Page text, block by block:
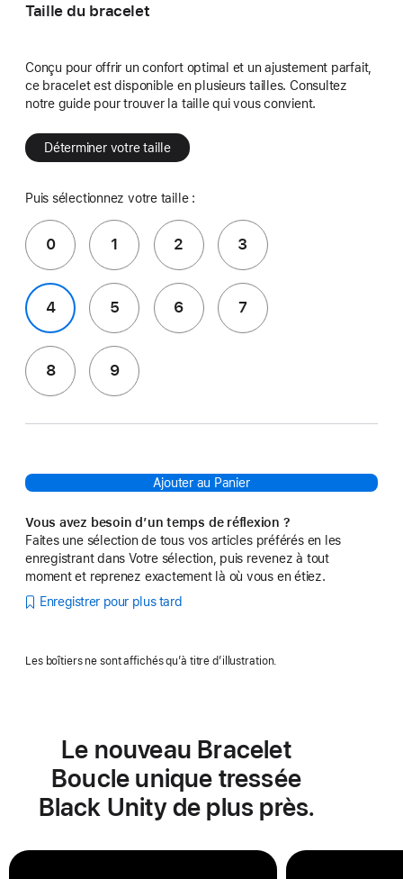
Taille du bracelet
Conçu pour offrir un confort optimal et un ajustement parfait,
ce bracelet est disponible en plusieurs tailles. Consultez
notre guide pour trouver la taille qui vous convient.
Déterminer votre taille
Puis sélectionnez votre taille :
0 1 2 3
4 5 6 7
8 9
Ajouter au Panier
Vous avez besoin d’un temps de réflexion ?
Faites une sélection de tous vos articles préférés en les
enregistrant dans Votre sélection, puis revenez à tout
moment et reprenez exactement là où vous en étiez.
Enregistrer pour plus tard
Les boîtiers ne sont affichés qu’à titre d’illustration.
Le nouveau Bracelet
Boucle unique tressée
Black Unity de plus près.